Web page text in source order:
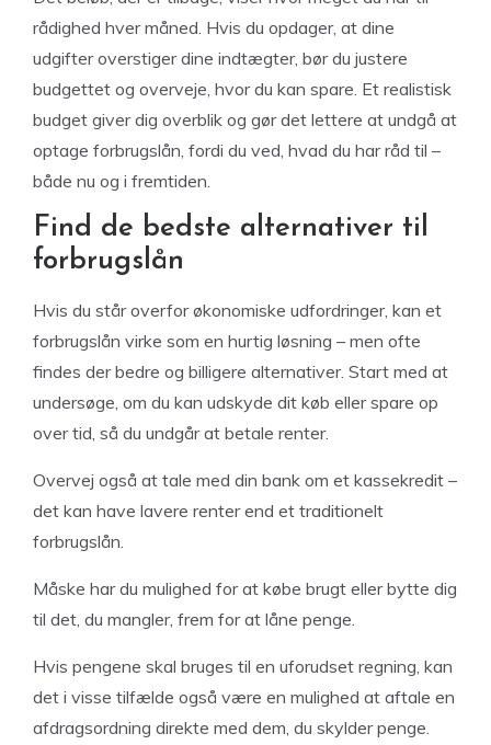
rådighed hver måned. Hvis du opdager, at dine
udgifter overstiger dine indtægter, bør du justere
budgettet og overveje, hvor du kan spare. Et realistisk
budget giver dig overblik og gør det lettere at undgå at
optage forbrugslån, fordi du ved, hvad du har råd til –
både nu og i fremtiden.
Find de bedste alternativer til
forbrugslån
Hvis du står overfor økonomiske udfordringer, kan et
forbrugslån virke som en hurtig løsning – men ofte
findes der bedre og billigere alternativer. Start med at
undersøge, om du kan udskyde dit køb eller spare op
over tid, så du undgår at betale renter.
Overvej også at tale med din bank om et kassekredit –
det kan have lavere renter end et traditionelt
forbrugslån.
Måske har du mulighed for at købe brugt eller bytte dig
til det, du mangler, frem for at låne penge.
Hvis pengene skal bruges til en uforudset regning, kan
det i visse tilfælde også være en mulighed at aftale en
afdragsordning direkte med dem, du skylder penge.